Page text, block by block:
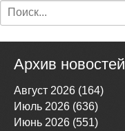
Архив новостей
Август 2026 (164)
Июль 2026 (636)
Июнь 2026 (551)